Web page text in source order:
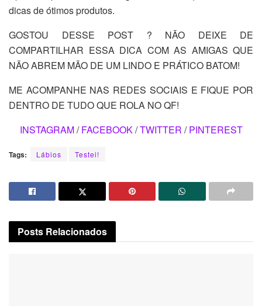
dicas de ótimos produtos.
GOSTOU DESSE POST ? NÃO DEIXE DE
COMPARTILHAR ESSA DICA COM AS AMIGAS QUE
NÃO ABREM MÃO DE UM LINDO E PRÁTICO BATOM!
ME ACOMPANHE NAS REDES SOCIAIS E FIQUE POR
DENTRO DE TUDO QUE ROLA NO QF!
INSTAGRAM/FACEBOOK/TWITTER /PINTEREST
Tags: Lábios Testei!
Posts Relacionados